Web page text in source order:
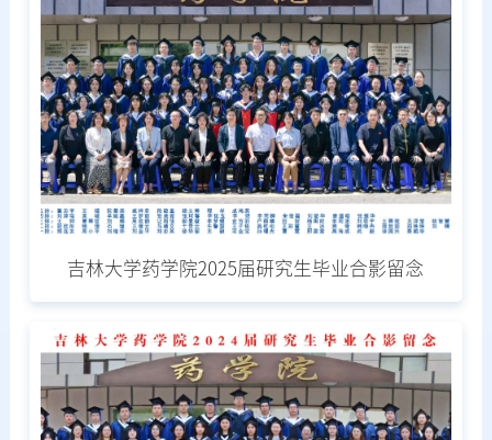
吉林大学药学院2025届研究生毕业合影留念